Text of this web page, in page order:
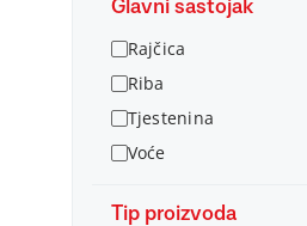
Glavni sastojak
Rajčica
Riba
Tjestenina
Voće
Tip proizvoda